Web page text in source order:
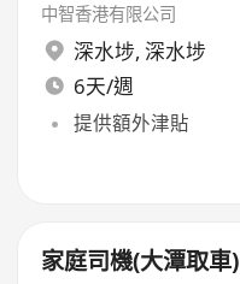
中智香港有限公司
深水埗, 深水埗
6天/週
提供額外津貼
家庭司機(大潭取車)